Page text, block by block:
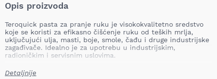
Opis proizvoda
Teroquick pasta za pranje ruku je visokokvalitetno sredstvo
koje se koristi za efikasno čišćenje ruku od teških mrlja,
uključujući ulja, masti, boje, smole, čađu i druge industrijske
zagađivače. Idealno je za upotrebu u industrijskim,
radioničkim i servisnim uslovima.
Prednosti proizvoda:
Detaljnije